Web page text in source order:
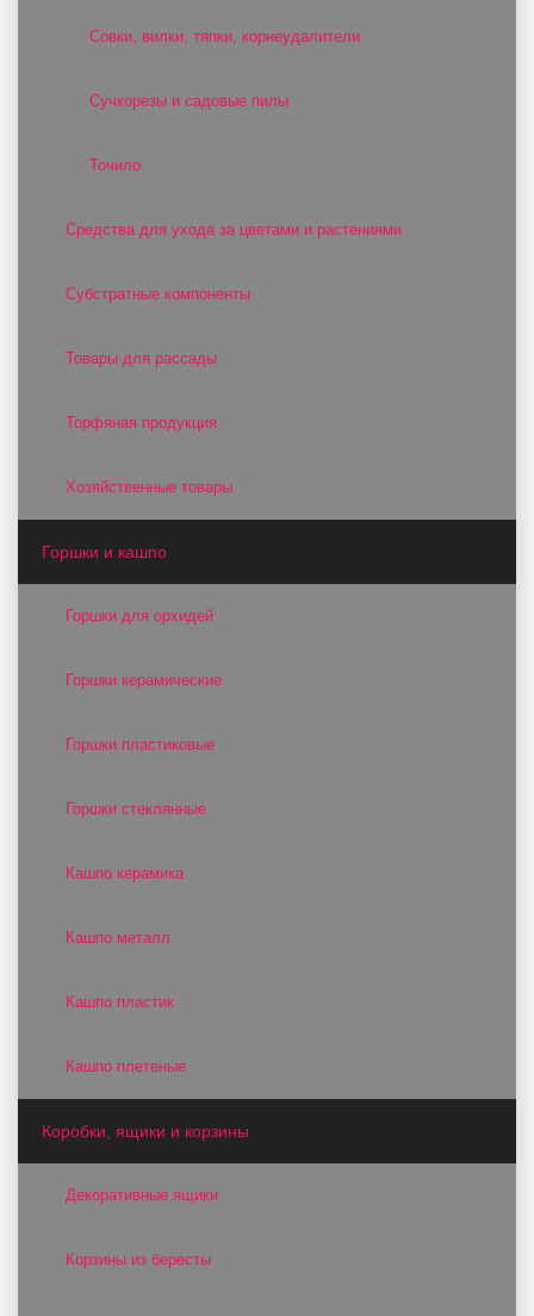
Совки, вилки, тяпки, корнеудалители
Сучкорезы и садовые пилы
Точило
Средства для ухода за цветами и растениями
Субстратные компоненты
Товары для рассады
Торфяная продукция
Хозяйственные товары
Горшки и кашпо
Горшки для орхидей
Горшки керамические
Горшки пластиковые
Горшки стеклянные
Кашпо керамика
Кашпо металл
Кашпо пластик
Кашпо плетеные
Коробки, ящики и корзины
Декоративные ящики
Корзины из бересты